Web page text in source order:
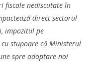
fiscale nediscutate în
direct sectorul
impozitul pe
stupoare că Ministerul
spre adoptare noi